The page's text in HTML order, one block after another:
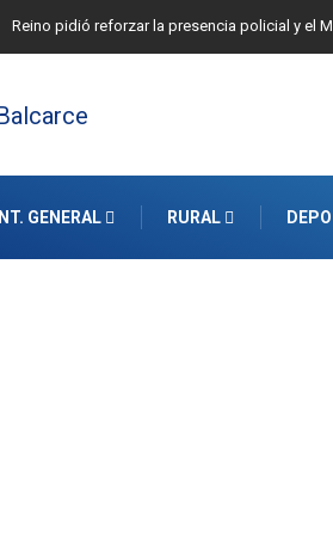
Reino pidió reforzar la presencia policial y el
INT. GENERAL RURAL